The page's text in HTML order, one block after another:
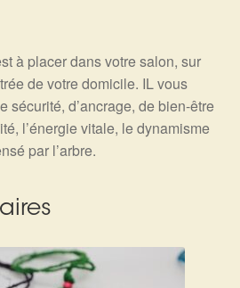
à placer dans votre salon, sur
de votre domicile. IL vous
sécurité, d’ancrage, de bien-être
l’énergie vitale, le dynamisme
par l’arbre.